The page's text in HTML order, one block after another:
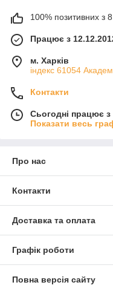
100% позитивних з 8
Працює з
м. Харків
індекс 61054
Контакти
Сьогодні працює
Показати весь
Про нас
Контакти
Доставка та оплата
Графік роботи
Повна версія сайту